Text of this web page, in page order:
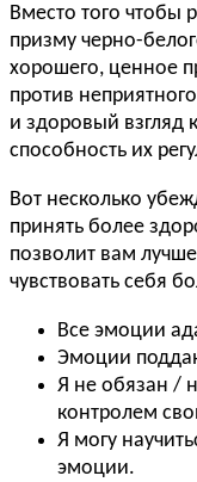
Вместо того чтобы
призму черно-
хорошего, ценное
против
и здоровый взгляд
способность их
Вот несколько
принять более
позволит вам
чувствовать себя
Все эмоции
Эмоции
Я не обязан /
контролем
Я могу
эмоции.